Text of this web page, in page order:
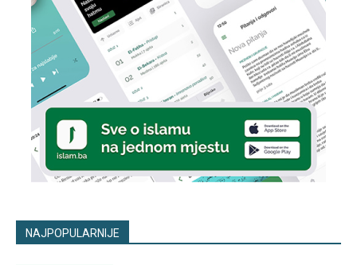
NAJPOPULARNIJE